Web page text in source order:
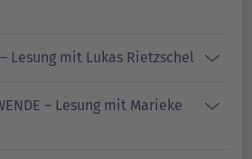
– Lesung mit Lukas Rietzschel
– Lesung mit Marieke